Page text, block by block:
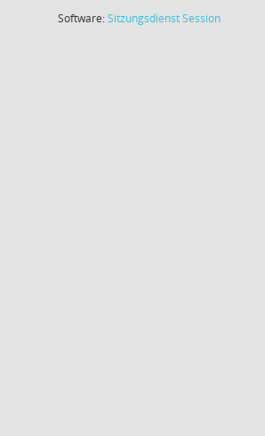
Software:SitzungsdienstSession(Wird in